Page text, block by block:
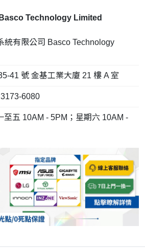
Technology Limited
統有限公司 Basco Technology
41 號 金基工業大廈 21 樓 A 室
6080
至五 10AM - 5PM；星期六 10AM -